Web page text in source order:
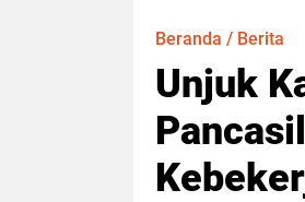
Beranda / Berita
Unjuk